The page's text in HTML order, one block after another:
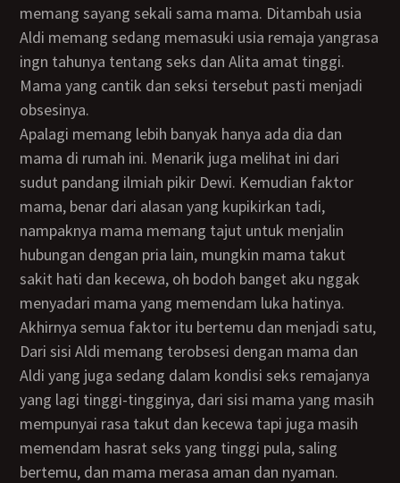
memang sayang sekali sama mama. Ditambah usia
Aldi memang sedang memasuki usia remaja yangrasa
ingn tahunya tentang seks dan Alita amat tinggi.
Mama yang cantik dan seksi tersebut pasti menjadi
obsesinya.
Apalagi memang lebih banyak hanya ada dia dan
mama di rumah ini. Menarik juga melihat ini dari
sudut pandang ilmiah pikir Dewi. Kemudian faktor
mama, benar dari alasan yang kupikirkan tadi,
nampaknya mama memang tajut untuk menjalin
hubungan dengan pria lain, mungkin mama takut
sakit hati dan kecewa, oh bodoh banget aku nggak
menyadari mama yang memendam luka hatinya.
Akhirnya semua faktor itu bertemu dan menjadi satu,
Dari sisi Aldi memang terobsesi dengan mama dan
Aldi yang juga sedang dalam kondisi seks remajanya
yang lagi tinggi-tingginya, dari sisi mama yang masih
mempunyai rasa takut dan kecewa tapi juga masih
memendam hasrat seks yang tinggi pula, saling
bertemu, dan mama merasa aman dan nyaman.